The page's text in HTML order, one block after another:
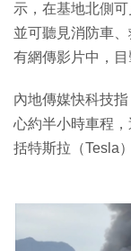
示，在基地北側
並可聽見消防車
有網傳影片中，目
內地傳媒快科技
心約半小時車程
括特斯拉（Tesla